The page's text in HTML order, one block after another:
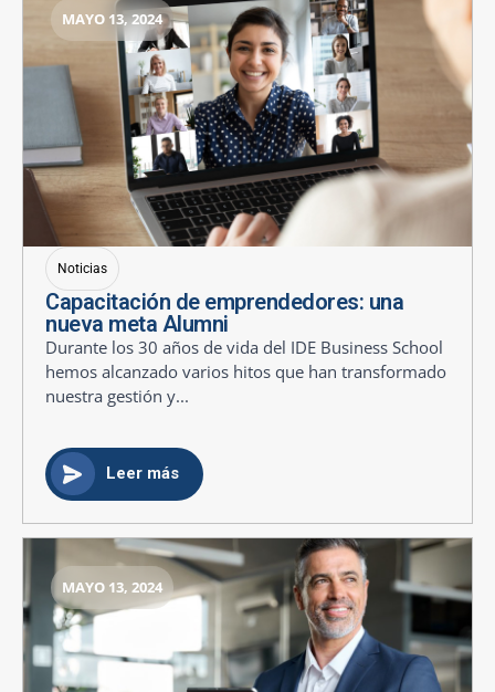
MAYO 13, 2024
Noticias
Capacitación de emprendedores: una
nueva meta Alumni
Durante los 30 años de vida del IDE Business School
hemos alcanzado varios hitos que han transformado
nuestra gestión y...
Leer más
MAYO 13, 2024